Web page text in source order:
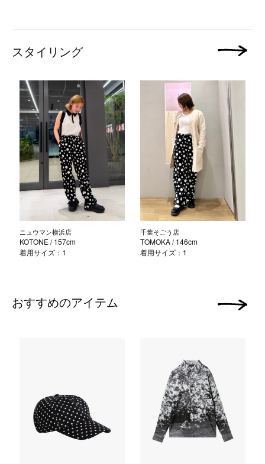
スタイリング
ニュウマン横浜店
KOTONE/ 157cm
着用サイズ：1
千葉そごう店
TOMOKA/ 146cm
着用サイズ：1
次の画像
おすすめのアイテム 次の画像